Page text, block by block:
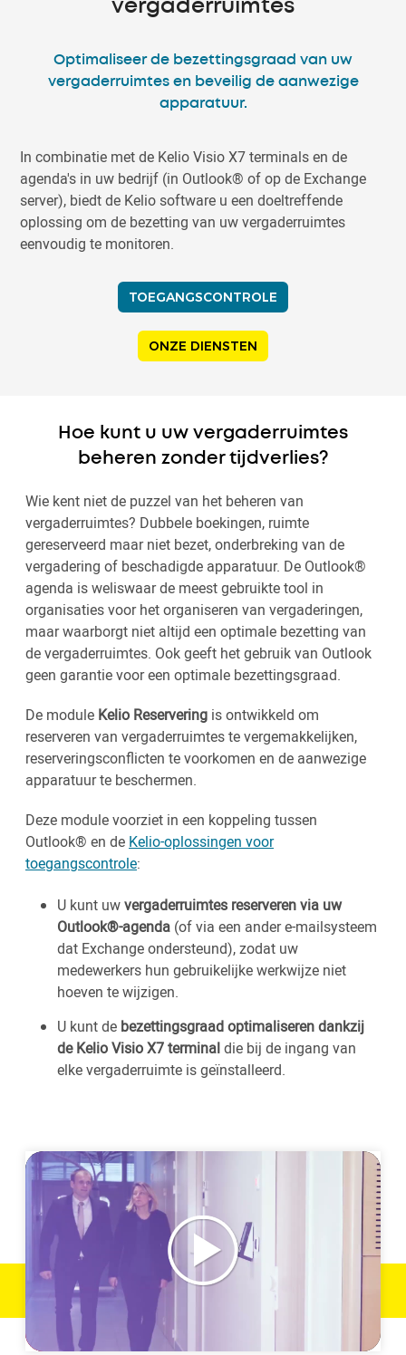
vergaderruimtes
Optimaliseer de bezettingsgraad van uw
vergaderruimtes en beveilig de aanwezige
apparatuur.
In combinatie met de Kelio Visio X7 terminals en de
agenda's in uw bedrijf (in Outlook® of op de Exchange
server), biedt de Kelio software u een doeltreffende
oplossing om de bezetting van uw vergaderruimtes
eenvoudig te monitoren.
TOEGANGSCONTROLE
ONZE DIENSTEN
Hoe kunt u uw vergaderruimtes
beheren zonder tijdverlies?
Wie kent niet de puzzel van het beheren van
vergaderruimtes? Dubbele boekingen, ruimte
gereserveerd maar niet bezet, onderbreking van de
vergadering of beschadigde apparatuur. De Outlook®
agenda is weliswaar de meest gebruikte tool in
organisaties voor het organiseren van vergaderingen,
maar waarborgt niet altijd een optimale bezetting van
de vergaderruimtes. Ook geeft het gebruik van Outlook
geen garantie voor een optimale bezettingsgraad.
De module Kelio Reservering is ontwikkeld om
reserveren van vergaderruimtes te vergemakkelijken,
reserveringsconflicten te voorkomen en de aanwezige
apparatuur te beschermen.
Deze module voorziet in een koppeling tussen
Outlook® en de Kelio-oplossingen voor
toegangscontrole:
U kunt uwvergaderruimtes reserveren via uw
Outlook®-agenda (of via een ander e-mailsysteem
dat Exchange ondersteund), zodat uw
medewerkers hun gebruikelijke werkwijze niet
hoeven te wijzigen.
U kunt de bezettingsgraad optimaliseren dankzij
de Kelio Visio X7 terminaldie bij de ingang van
elke vergaderruimte is geïnstalleerd.